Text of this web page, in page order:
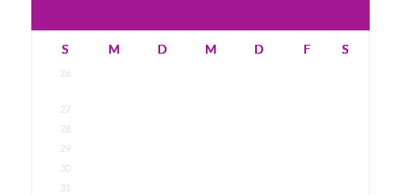
S M D M D F S
26
27
28
29
30
31